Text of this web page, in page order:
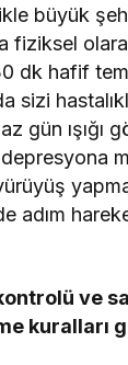
büyük
fiziksel
dk hafif
sizi
gün ışığı
adım
ve
kuralları